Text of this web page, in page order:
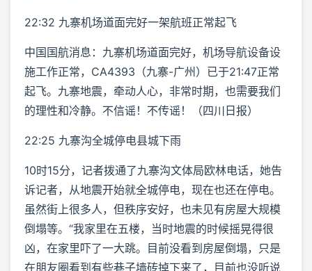
22:32 九寨机场道面完好一架航班正常起飞
中国国航消息：九寨机场道面完好，机场导航设备设
施工作正常，CA4393（九寨-广州）已于21:47正常
起飞。九寨地震，牵动人心，非常时期，也需要我们
的理性和冷静。不信谣！不传谣！（四川日报）
22:25 九寨沟全城停电县城下雨
10时15分，记者拨通了九寨沟文体局欧林电话，她告
诉记者，从地震开始就全城停电，现在也还在停电。
虽然街上很多人，但秩序安好，也未见有房屋大规模
倒塌等。“我家里在五楼，当时地震的时候摇晃得很
凶，在家里吓了一大跳。目前没看到房屋倒塌，只是
在朋友圈看到有些巷子墙砖掉下来了，目前也没听说